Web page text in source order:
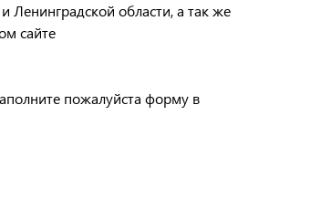
Ленинградской области, а так же
сайте
пожалуйста форму в